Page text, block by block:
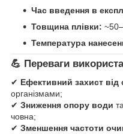
Час введення в
Товщина плівки:
Температура
💪 Переваги
✔ Ефективний захист
організмами;
✔ Зниження опору води
човна;
✔ Зменшення частоти